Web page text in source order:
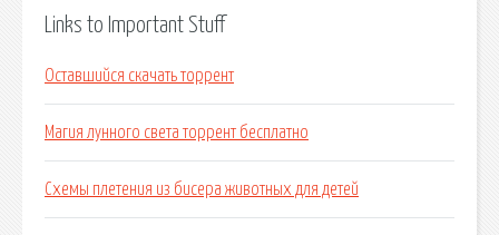
Links to Important Stuff
Оставшийся скачать торрент
Магия лунного света торрент бесплатно
Схемы плетения из бисера животных для детей